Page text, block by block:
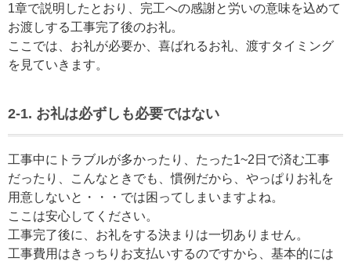
1章で説明したとおり、完工への感謝と労いの意味を込めて
お渡しする工事完了後のお礼。
ここでは、お礼が必要か、喜ばれるお礼、渡すタイミング
を見ていきます。
2-1. お礼は必ずしも必要ではない
工事中にトラブルが多かったり、たった1~2日で済む工事
だったり、こんなときでも、慣例だから、やっぱりお礼を
用意しないと・・・では困ってしまいますよね。
ここは安心してください。
工事完了後に、お礼をする決まりは一切ありません。
工事費用はきっちりお支払いするのですから、基本的には